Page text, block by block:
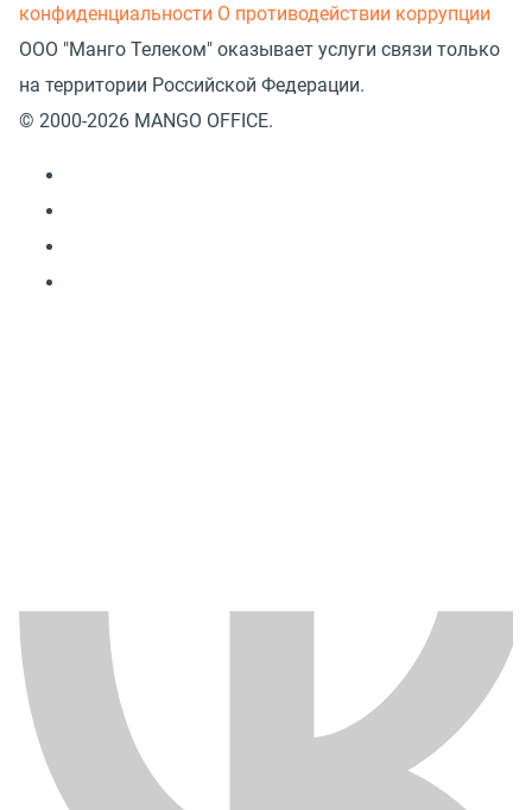
конфиденциальности О противодействии коррупции
ООО "Манго Телеком" оказывает услуги связи только
на территории Российской Федерации.
© 2000-2026 MANGO OFFICE.